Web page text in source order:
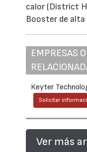
calor (District
Booster de
EMPRESAS
Keyter
Solicitar
Ver más